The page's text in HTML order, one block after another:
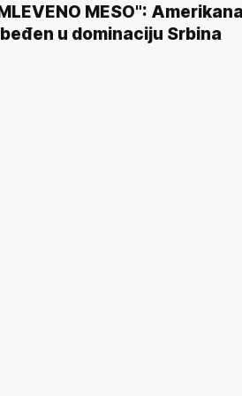
MESO":
u dominaciju Srbina